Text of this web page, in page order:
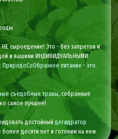
сыроедение! Это - без запретов и
и вашими ИНДИВИДУАЛЬНЫМИ
ПриродоСоОбразное питание - это
съедобные травы, собранные
самое лучшее!
достойныйдегидратор
десяти лет и готовим на нем